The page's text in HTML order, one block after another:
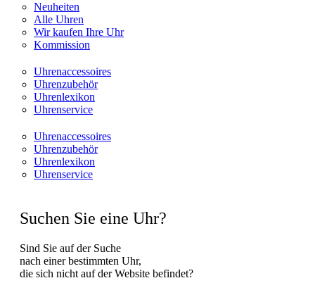
Neuheiten
Alle Uhren
Wir kaufen Ihre Uhr
Kommission
Uhrenaccessoires
Uhrenzubehör
Uhrenlexikon
Uhrenservice
Uhrenaccessoires
Uhrenzubehör
Uhrenlexikon
Uhrenservice
Suchen Sie eine Uhr?
Sind Sie auf der Suche
nach einer bestimmten Uhr,
die sich nicht auf der Website befindet?